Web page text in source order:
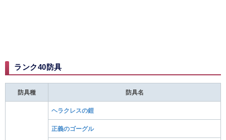
ランク40防具
防具種 防具名
ヘラクレスの鎧
正義のゴーグル